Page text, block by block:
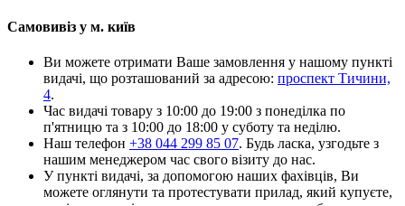
Самовивіз у м. київ
Ви можете отримати Ваше замовлення у нашому пункті
видачі, що розташований за адресою: проспект Тичини,
4.
Час видачі товару з 10:00 до 19:00 з понеділка по
п'ятницю та з 10:00 до 18:00 у суботу та неділю.
Наш телефон +38 044 299 85 07. Будь ласка, узгодьте з
нашим менеджером час свого візиту до нас.
У пункті видачі, за допомогою наших фахівців, Ви
можете оглянути та протестувати прилад, який купуєте,